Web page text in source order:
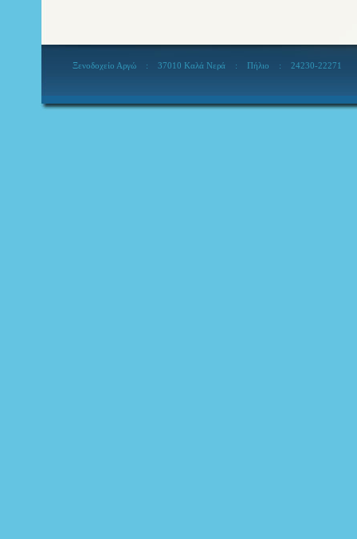
Ξενοδοχείο Αργώ : 37010 Καλά Νερά : Πήλιο : 24230-22271